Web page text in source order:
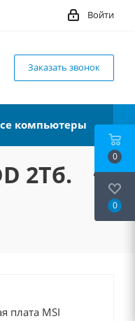
Войти
Заказать звонок
компьютеры
2Тб.
плата MSI
0
0